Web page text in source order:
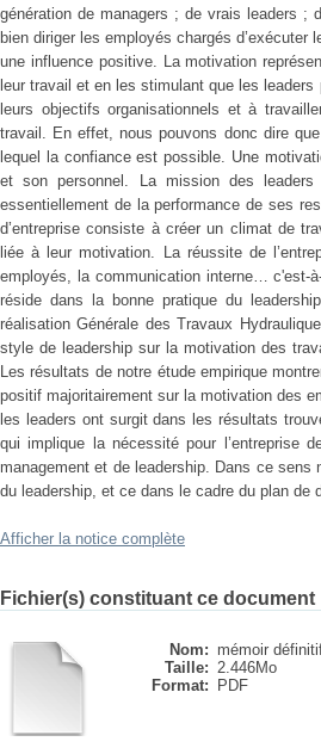
génération de managers ; de vrais leaders ;
bien diriger les employés chargés
une influence positive. La motivation
leur travail et en les stimulant que les
leurs objectifs organisationnels et à
travail. En effet, nous pouvons donc dire
lequel la confiance est possible. Une
et son personnel. La mission des leaders
essentiellement de la performance de ses
d’entreprise consiste à créer un climat de
liée à leur motivation. La réussite de
employés, la communication interne… c'est-
réside dans la bonne pratique du
réalisation Générale des Travaux
style de leadership sur la motivation des
Les résultats de notre étude empirique
positif majoritairement sur la motivation des
les leaders ont surgit dans les résultats
qui implique la nécessité pour l’entreprise
management et de leadership. Dans ce
du leadership, et ce dans le cadre du plan de
Afficher la notice complète
Fichier(s) constituant ce document
Nom: mémoir
Taille: 2.446Mo
Format:
PDF